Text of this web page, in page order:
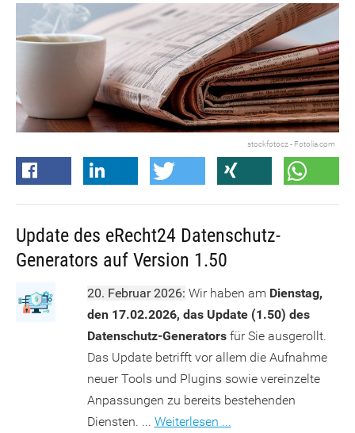
stockfotocz - Fotolia.com
Update des eRecht24 Datenschutz-
Generators auf Version 1.50
20. Februar 2026: Wir haben am Dienstag,
den 17.02.2026, das Update (1.50) des
Datenschutz-Generatorsfür Sie ausgerollt.
Das Update betrifft vor allem die Aufnahme
neuer Tools und Plugins sowie vereinzelte
Anpassungen zu bereits bestehenden
Diensten. ... Weiterlesen ...